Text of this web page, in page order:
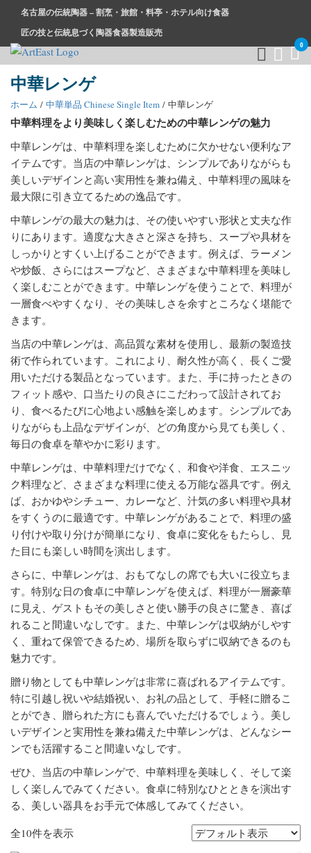
名古屋の伝統陶器 – 割烹・旅館・料亭・ホテル向け食器
匠の技と伝統息づく陶器食器製造販売
和食器・洋食器通販｜割烹・旅館・料亭・ホテル等業務用卸販
売
業務用から個人用まで、おしゃれでかわいい和食器・洋食器は
まとめ買いがお得です。
0
中華レンゲ
ホーム / 中華単品 Chinese Single Item / 中華レンゲ
中華料理をより美味しく楽しむための中華レンゲの魅力
中華レンゲは、中華料理を楽しむために欠かせない便利なア
イテムです。当店の中華レンゲは、シンプルでありながらも
美しいデザインと高い実用性を兼ね備え、中華料理の風味を
最大限に引き立てるための逸品です。
中華レンゲの最大の魅力は、その使いやすい形状と丈夫な作
りにあります。適度な大きさと深さを持ち、スープや具材を
しっかりとすくい上げることができます。例えば、ラーメン
や炒飯、さらにはスープなど、さまざまな中華料理を美味し
く楽しむことができます。中華レンゲを使うことで、料理が
一層食べやすくなり、その美味しさを余すところなく堪能で
きます。
当店の中華レンゲは、高品質な素材を使用し、最新の製造技
術で作られています。これにより、耐久性が高く、長くご愛
用いただける製品となっています。また、手に持ったときの
フィット感や、口当たりの良さにこだわって設計されてお
り、食べるたびに心地よい感触を楽しめます。シンプルであ
りながらも上品なデザインが、どの角度から見ても美しく、
毎日の食卓を華やかに彩ります。
中華レンゲは、中華料理だけでなく、和食や洋食、エスニッ
ク料理など、さまざまな料理に使える万能な器具です。例え
ば、おかゆやシチュー、カレーなど、汁気の多い料理や具材
をすくうのに最適です。中華レンゲがあることで、料理の盛
り付けや取り分けが簡単になり、食卓に変化をもたらし、見
た目にも楽しい時間を演出します。
さらに、中華レンゲは、おもてなしの席でも大いに役立ちま
す。特別な日の食卓に中華レンゲを使えば、料理が一層豪華
に見え、ゲストもその美しさと使い勝手の良さに驚き、喜ば
れること間違いなしです。また、中華レンゲは収納がしやす
く、重ねて保管できるため、場所を取らずに収納できるのも
魅力です。
贈り物としても中華レンゲは非常に喜ばれるアイテムです。
特に引越し祝いや結婚祝い、お礼の品として、手軽に贈るこ
とができ、贈られた方にも喜んでいただけるでしょう。美し
いデザインと実用性を兼ね備えた中華レンゲは、どんなシー
ンでも活躍すること間違いなしです。
ぜひ、当店の中華レンゲで、中華料理を美味しく、そして楽
しく楽しんでみてください。食卓に特別なひとときを演出す
る、美しい器具をお手元で体感してみてください。
全10件を表示